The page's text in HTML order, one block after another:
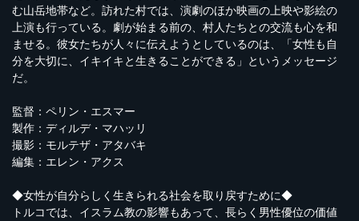
む山岳地帯など。訪れた村では、演劇のほか映画の上映や影絵の
上演も行っている。劇が始まる前の、村人たちとの交流も心を和
ませる。彼女たちが人々に伝えようとしているのは、「女性も自
分を大切に、イキイキと生きることができる」というメッセージ
だ。
監督：ペリン・エスマー
製作：ディルデ・マハッリ
撮影：モルテザ・アタバキ
編集：エレン・アクス
◆女性が自分らしく生きられる社会を取り戻すために◆
トルコでは、イスラム教の影響もあって、長らく男性優位の価値